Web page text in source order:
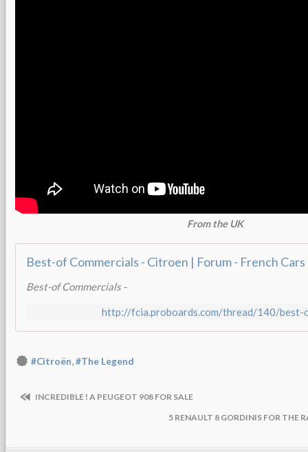
From the UK
Best-of Commercials - Citroen | Forum - French
Best-of Commercials -
http://fcia.proboards.com/thread/140/best-
#Citroën,#The Legend
INCREDIBLE ! A PEUGEOT 908 FOR SALE
5 RENAULT 8 GORDINIS FOR THE